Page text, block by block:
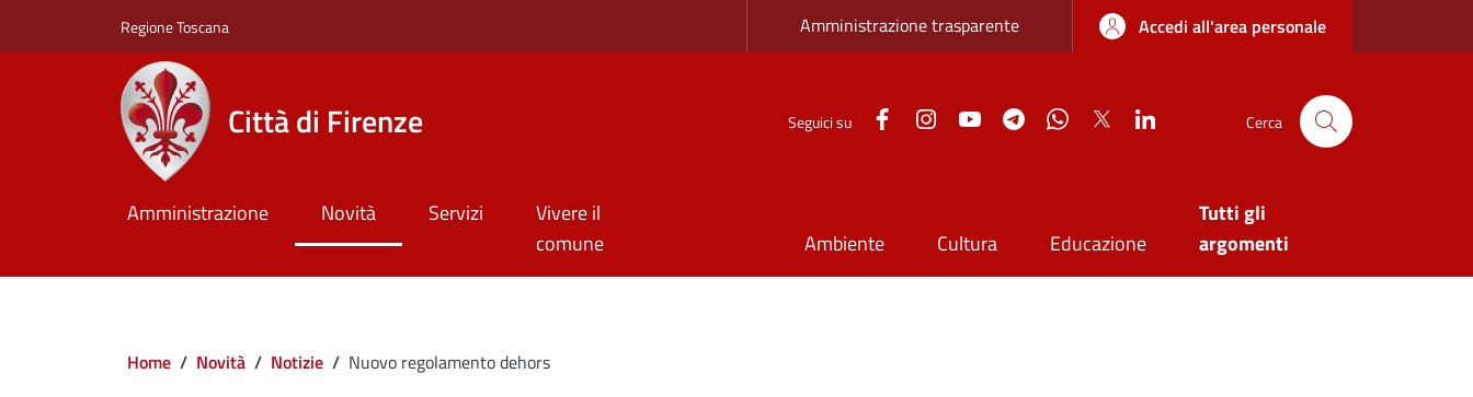
Regione Toscana Zona superiore sottile
Amministrazione trasparente Accedi all'area personale
Città di Firenze Seguici su FacebookInstagramYouTubeTelegramWhatsApp
Twitter Cerca
Amministrazione Novità Servizi
Vivere il
comune
Ambiente Cultura Educazione
Tutti gli
argomenti
Briciole di pane
Home / Novità / Notizie / Nuovo regolamento dehors